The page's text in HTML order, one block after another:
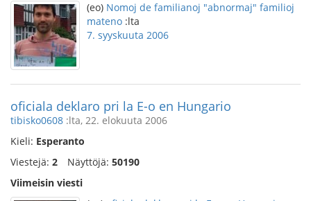
(eo) Nomoj de familianoj "abnormaj" familioj
mateno :lta
7. syyskuuta 2006
oficiala deklaro pri la E-o en Hungario
tibisko0608 :lta, 22. elokuuta 2006
Kieli: Esperanto
Viestejä: 2 Näyttöjä: 50190
Viimeisin viesti